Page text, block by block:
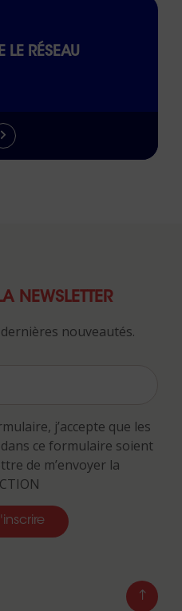
LE RÉSEAU
NEWSLETTER
nouveautés.
j’accepte que les
ce formulaire soient
de m’envoyer la